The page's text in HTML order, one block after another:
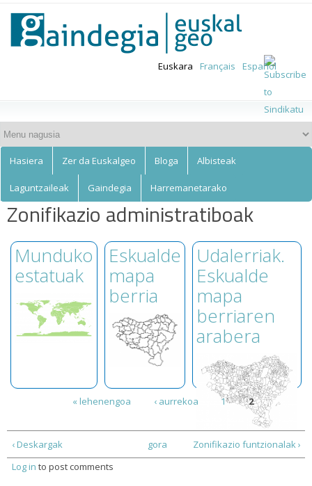
main
content
Euskalgeo
Euskara Français Español
Hasiera Zer da Euskalgeo Bloga Albisteak
Laguntzaileak Gaindegia Harremanetarako
Zonifikazio administratiboak
Munduko
estatuak
Eskualde
mapa
berria
Udalerriak.
Eskualde
mapa
berriaren
arabera
« lehenengoa ‹ aurrekoa 1 2
‹ Deskargak gora
Zonifikazio funtzionalak ›
Log in to post comments